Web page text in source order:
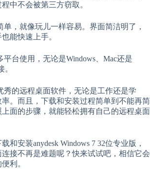
中不会被第三方窃取。
单，就像玩儿一样容易。界面简洁明了，
能快速上手。
平台使用，无论是Windows、Mac还是
秀的远程桌面软件，无论是工作还是学
。而且，下载和安装过程简单到不能再简
面的步骤，就能轻松拥有自己的远程桌面
和安装anydesk Windows 7 32位专业版，
接不再是难题呢？快来试试吧，相信它会
利。